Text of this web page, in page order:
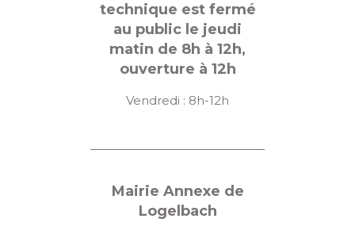
technique est fermé
au public le jeudi
matin de 8h à 12h,
ouverture à 12h
Vendredi : 8h-12h
Mairie Annexe de
Logelbach